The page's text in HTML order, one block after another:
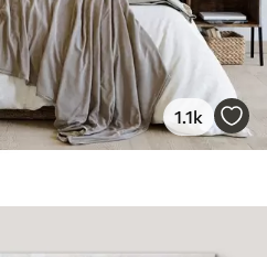
1.1k